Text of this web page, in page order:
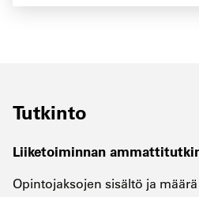
Tutkinto
Liiketoiminnan
Opintojaksojen sisältö ja